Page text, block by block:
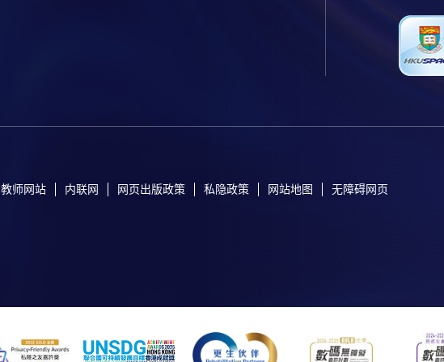
教师网站 内联网 网页出版政策 私隐政策 网站地图 无障碍网页